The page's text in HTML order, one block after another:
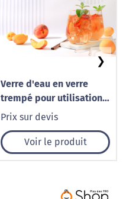
Verre d'eau en verre
trempé pour utilisation
quotidienne
Prix sur devis
Voir le produit
❯